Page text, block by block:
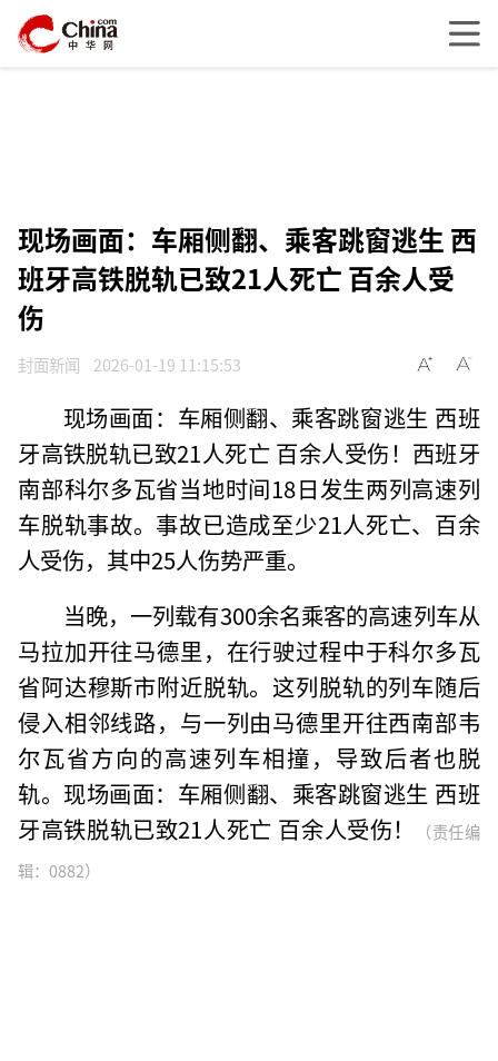
现场画面：车厢侧翻、乘客跳窗逃生 西
班牙高铁脱轨已致21人死亡 百余人受
伤
封面新闻 2026-01-19 11:15:53
现场画面：车厢侧翻、乘客跳窗逃生 西班
牙高铁脱轨已致21人死亡 百余人受伤！西班牙
南部科尔多瓦省当地时间18日发生两列高速列
车脱轨事故。事故已造成至少21人死亡、百余
人受伤，其中25人伤势严重。
当晚，一列载有300余名乘客的高速列车从
马拉加开往马德里，在行驶过程中于科尔多瓦
省阿达穆斯市附近脱轨。这列脱轨的列车随后
侵入相邻线路，与一列由马德里开往西南部韦
尔瓦省方向的高速列车相撞，导致后者也脱
轨。现场画面：车厢侧翻、乘客跳窗逃生 西班
牙高铁脱轨已致21人死亡 百余人受伤！
（责任编
辑：0882）